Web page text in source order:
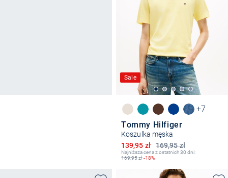
Sale
+7
Tommy Hilfiger
Koszulka męska
169,95 zł
Obniżona cena
139,95 zł
Najniższa cena z ostatnich 30 dni:
169,95zł-18%